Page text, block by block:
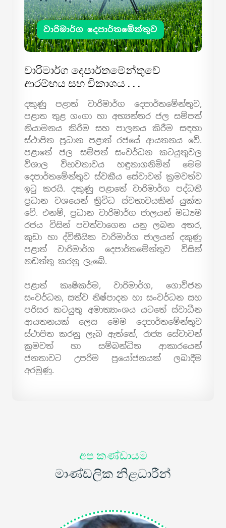
වාරිමාර්ග දෙපාර්තමේන්තුව
වාරිමාර්ග දෙපාර්තමේන්තුවේ
ආරම්භය සහ විකාශය . . .
දකුණු පළාත් වාරිමාර්ග දෙපාර්තමේන්තුව,
පළාත තුළ ගංගා හා අභ්‍යන්තර ජල සම්පත්
නියාමනය කිරීම සහ පාලනය කිරීම සඳහා
ස්ථාපිත ප්‍රධාන පළාත් රජයේ ආයතනය වේ.
පළාතේ ජල සම්පත් සංවර්ධන කටයුතුවල
විශාල විභවතාවය හඳුනාගනිමින් මෙම
දෙපාර්තමේන්තුව ස්වකීය සේවාවන් ක්‍රමවත්ව
ඉටු කරයි. දකුණු පළාතේ වාරිමාර්ග පද්ධති
ප්‍රධාන වශයෙන් ත්‍රිවිධ ස්වභාවයකින් යුක්ත
වේ. එනම්, ප්‍රධාන වාරිමාර්ග ජාලයන් මධ්‍යම
රජය විසින් පවත්වාගෙන යනු ලබන අතර,
කුඩා හා ද්විතීයික වාරිමාර්ග ජාලයන් දකුණු
පළාත් වාරිමාර්ග දෙපාර්තමේන්තුව විසින්
නඩත්තු කරනු ලැබේ.
පළාත් කෘෂිකර්ම, වාරිමාර්ග, ගොවිජන
සංවර්ධන, සත්ව නිෂ්පාදන හා සංවර්ධන සහ
පරිසර කටයුතු අමාත්‍යාංශය යටතේ ස්වාධීන
ආයතනයක් ලෙස මෙම දෙපාර්තමේන්තුව
ස්ථාපිත කරනු ලැබ ඇත්තේ, රාජ්‍ය සේවාවන්
ක්‍රමවත් හා සම්බන්ධිත ආකාරයෙන්
ජනතාවට උපරිම ප්‍රයෝජනයක් ලබාදීම
අරමුණු.
අප කණ්ඩායම
මාණ්ඩලික නිළධාරීන්